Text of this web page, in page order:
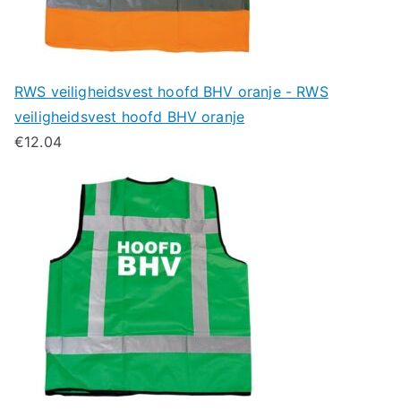
RWS veiligheidsvest hoofd BHV oranje - RWS
veiligheidsvest hoofd BHV oranje
€12.04